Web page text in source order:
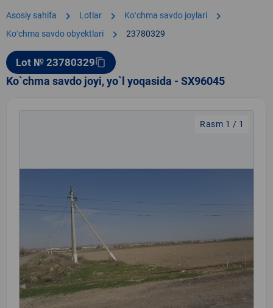
Asosiy sahifa chevron_right Lotlar chevron_right Koʻchma savdo joylari chevron_right
Koʻchma savdo obyektlari chevron_right 23780329
Lot № 23780329content_copy
Ko`chma savdo joyi, yo`l yoqasida - SX96045
Rasm 1 / 1